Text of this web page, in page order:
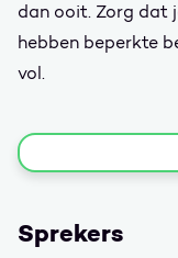
dan ooit. Zorg dat
hebben beperkte
vol.
Sprekers